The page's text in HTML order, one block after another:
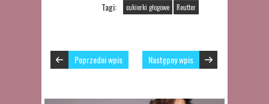
Tagi: cukierki głogowe Reutter
Poprzedni wpis Następny wpis